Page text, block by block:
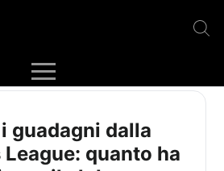
guadagni dalla
quanto ha